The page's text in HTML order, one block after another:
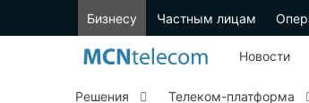
Бизнесу Частным лицам
Новости
Решения Телеком-платформа